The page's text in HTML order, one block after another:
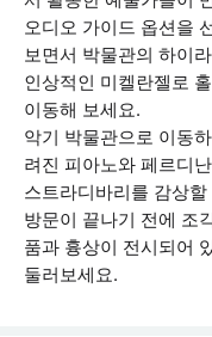
오디오 가이드 옵션을
보면서 박물관의 하이
인상적인 미켈란젤로
이동해 보세요.
악기 박물관으로 이동
려진 피아노와 페르디
스트라디바리를 감상
방문이 끝나기 전에 조
품과 흉상이 전시되어
둘러보세요.